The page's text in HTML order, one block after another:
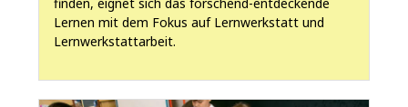
Lernen mit dem Fokus auf Lernwerkstatt und
Lernwerkstattarbeit.